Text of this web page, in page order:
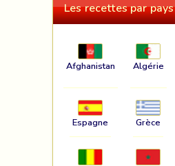
Les recettes par pays
Afghanistan Algérie
Espagne Grèce